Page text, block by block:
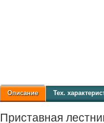
Описание Тех.
Приставная